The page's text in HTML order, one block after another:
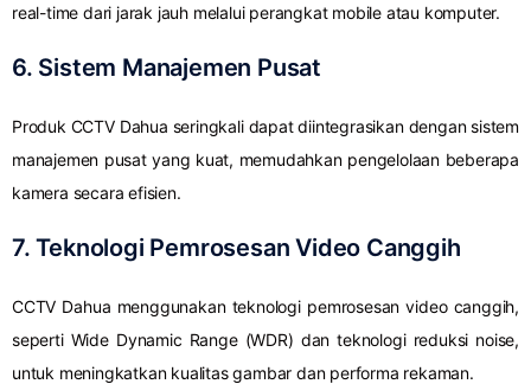
real-time dari jarak jauh melalui perangkat mobile atau komputer.
6. Sistem Manajemen Pusat
Produk CCTV Dahua seringkali dapat diintegrasikan dengan sistem
manajemen pusat yang kuat, memudahkan pengelolaan beberapa
kamera secara efisien.
7. Teknologi Pemrosesan Video Canggih
CCTV Dahua menggunakan teknologi pemrosesan video canggih,
seperti Wide Dynamic Range (WDR) dan teknologi reduksi noise,
untuk meningkatkan kualitas gambar dan performa rekaman.